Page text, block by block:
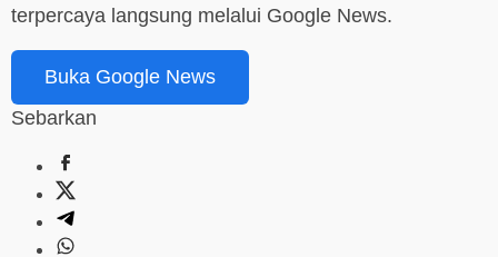
terpercaya langsung melalui Google News.
Buka Google News
Sebarkan